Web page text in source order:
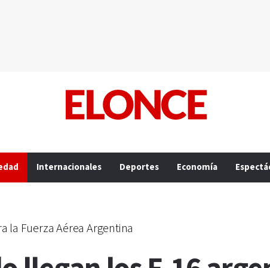
Internacionales Deportes Economía
la Fuerza Aérea Argentina